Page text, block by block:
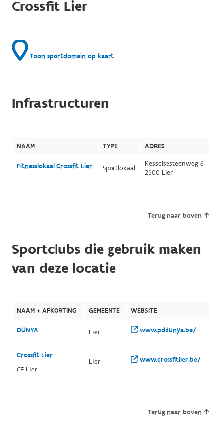
Crossfit Lier
Toon sportdomein op kaart
Infrastructuren
NAAM TYPE ADRES
Fitnesslokaal Crossfit Lier Sportlokaal
Kesselsesteenweg 6
2500 Lier
Terug naar boven
Sportclubs die gebruik maken
van deze locatie
NAAM + AFKORTING GEMEENTE WEBSITE
DUNYA Lier www.pddunya.be/
Crossfit Lier
CF Lier
Lier www.crossfitlier.be/
Terug naar boven